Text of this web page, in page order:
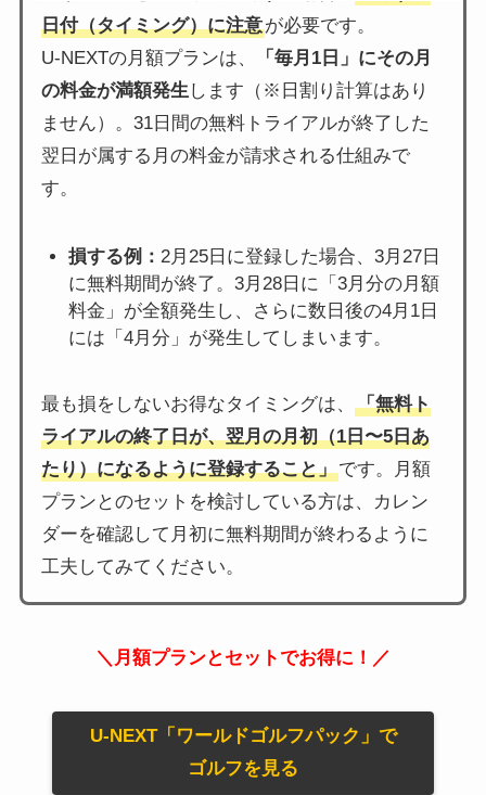
日付（タイミング）に注意が必要です。
U-NEXTの月額プランは、
「毎月1日」にその月
の料金が満額発生します（※日割り計算はあり
ません）。31日間の無料トライアルが終了した
翌日が属する月の料金が請求される仕組みで
す。
損する例： 2月25日に登録した場合、3月27日
に無料期間が終了。3月28日に「3月分の月額
料金」が全額発生し、さらに数日後の4月1日
には「4月分」が発生してしまいます。
最も損をしないお得なタイミングは、
「無料ト
ライアルの終了日が、翌月の月初（1日〜5日あ
たり）になるように登録すること」です。月額
プランとのセットを検討している方は、カレン
ダーを確認して月初に無料期間が終わるように
工夫してみてください。
＼月額プランとセットでお得に！／
U-NEXT「ワールドゴルフパック」で
ゴルフを見る